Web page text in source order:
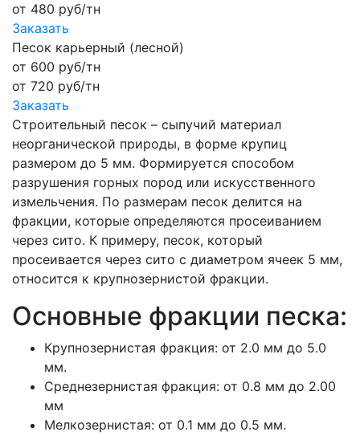
от 480 руб/тн
Заказать
Песок карьерный (лесной)
от 600 руб/тн
от 720 руб/тн
Заказать
Строительный песок – сыпучий материал
неорганической природы, в форме крупиц
размером до 5 мм. Формируется способом
разрушения горных пород или искусственного
измельчения. По размерам песок делится на
фракции, которые определяются просеиванием
через сито. К примеру, песок, который
просеивается через сито с диаметром ячеек 5 мм,
относится к крупнозернистой фракции.
Основные фракции песка:
Крупнозернистая фракция: от 2.0 мм до 5.0
мм.
Среднезернистая фракция: от 0.8 мм до 2.00
мм
Мелкозернистая: от 0.1 мм до 0.5 мм.